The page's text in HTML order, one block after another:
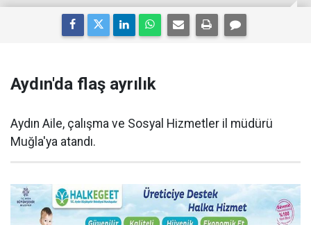
Aydın'da flaş ayrılık
Aydın Aile, çalışma ve Sosyal Hizmetler il müdürü
Muğla'ya atandı.